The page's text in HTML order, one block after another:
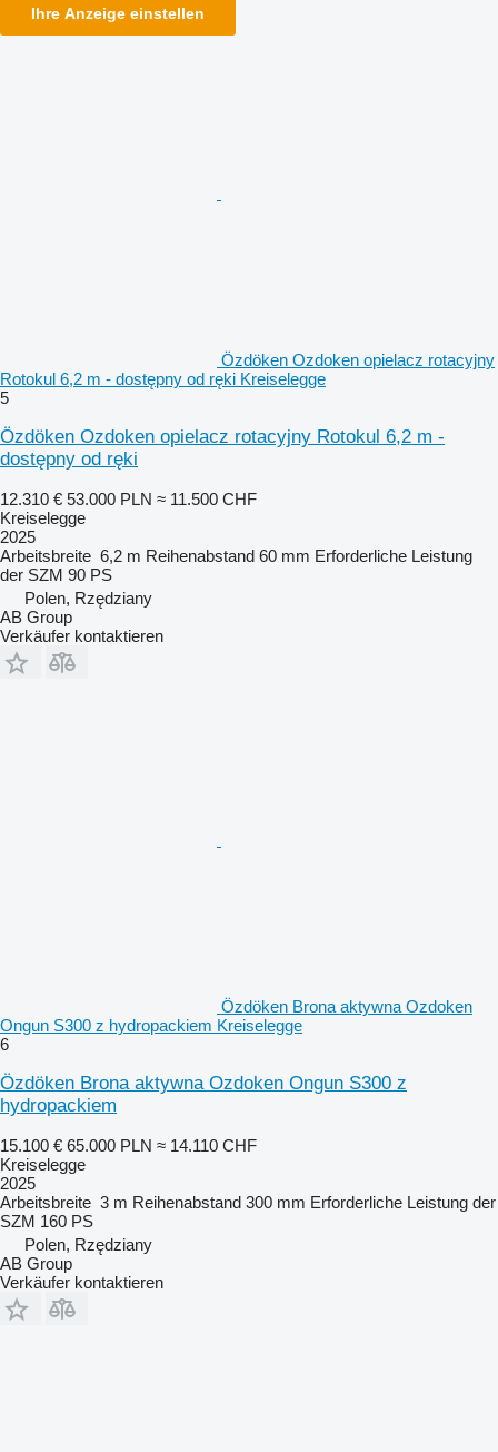
Ihre Anzeige einstellen
Özdöken Ozdoken opielacz rotacyjny
Rotokul 6,2 m - dostępny od ręki Kreiselegge
5
Özdöken Ozdoken opielacz rotacyjny Rotokul 6,2 m -
dostępny od ręki
12.310 € 53.000 PLN ≈ 11.500 CHF
Kreiselegge
2025
Arbeitsbreite 6,2 m Reihenabstand 60 mm Erforderliche Leistung
der SZM 90 PS
Polen, Rzędziany
AB Group
Verkäufer kontaktieren
Özdöken Brona aktywna Ozdoken
Ongun S300 z hydropackiem Kreiselegge
6
Özdöken Brona aktywna Ozdoken Ongun S300 z
hydropackiem
15.100 € 65.000 PLN ≈ 14.110 CHF
Kreiselegge
2025
Arbeitsbreite 3 m Reihenabstand 300 mm Erforderliche Leistung der
SZM 160 PS
Polen, Rzędziany
AB Group
Verkäufer kontaktieren